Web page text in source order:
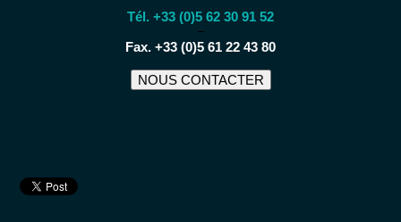
Tél. +33 (0)5 62 30 91 52
−
Fax. +33 (0)5 61 22 43 80
NOUS CONTACTER